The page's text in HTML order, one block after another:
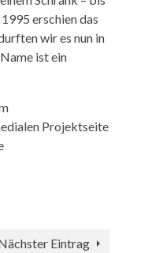
erschien das
wir es nun in
ist ein
Projektseite
Eintrag